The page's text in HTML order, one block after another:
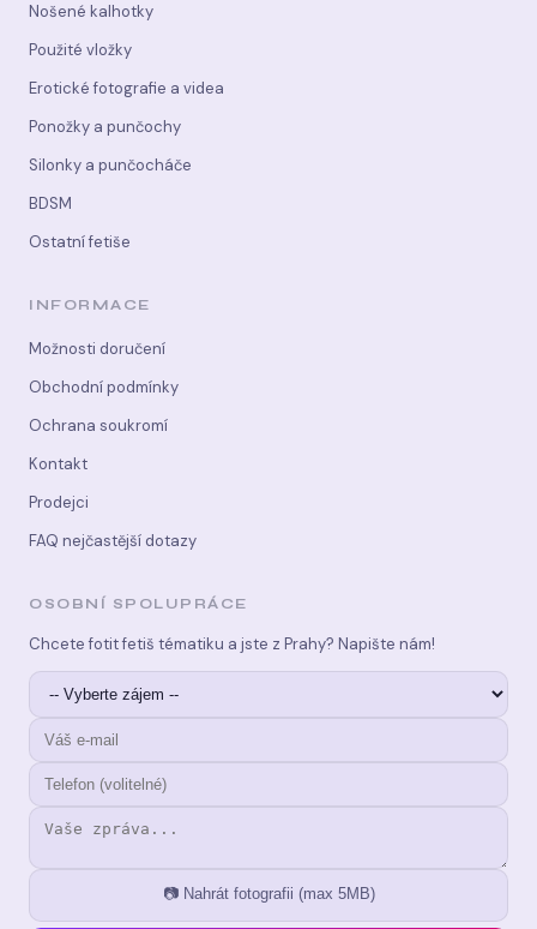
Nošené kalhotky
Použité vložky
Erotické fotografie a videa
Ponožky a punčochy
Silonky a punčocháče
BDSM
Ostatní fetiše
INFORMACE
Možnosti doručení
Obchodní podmínky
Ochrana soukromí
Kontakt
Prodejci
FAQ nejčastější dotazy
OSOBNÍ SPOLUPRÁCE
Chcete fotit fetiš tématiku a jste z Prahy? Napište nám!
📷 Nahrát fotografii (max 5MB)